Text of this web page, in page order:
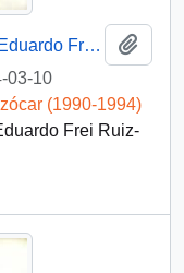
[Carta dirigida al presidente electo Eduardo Frei Ruiz-Tagle]
03-10
(1990-1994)
Frei Ruiz-